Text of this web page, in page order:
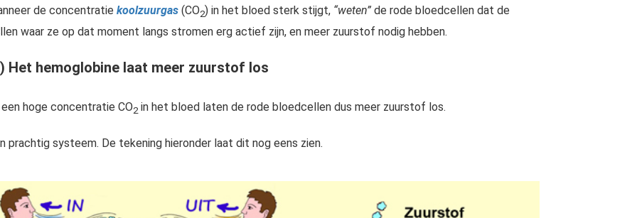
de concentratie koolzuurgas (CO2) in het bloed sterk stijgt, “weten”de rode bloedcellen dat de
waar ze op dat moment langs stromen erg actief zijn, en meer zuurstof nodig hebben.
Het hemoglobine laat meer zuurstof los
een hoge concentratie CO2in het bloed laten de rode bloedcellen dus meer zuurstof los.
prachtig systeem. De tekening hieronder laat dit nog eens zien.